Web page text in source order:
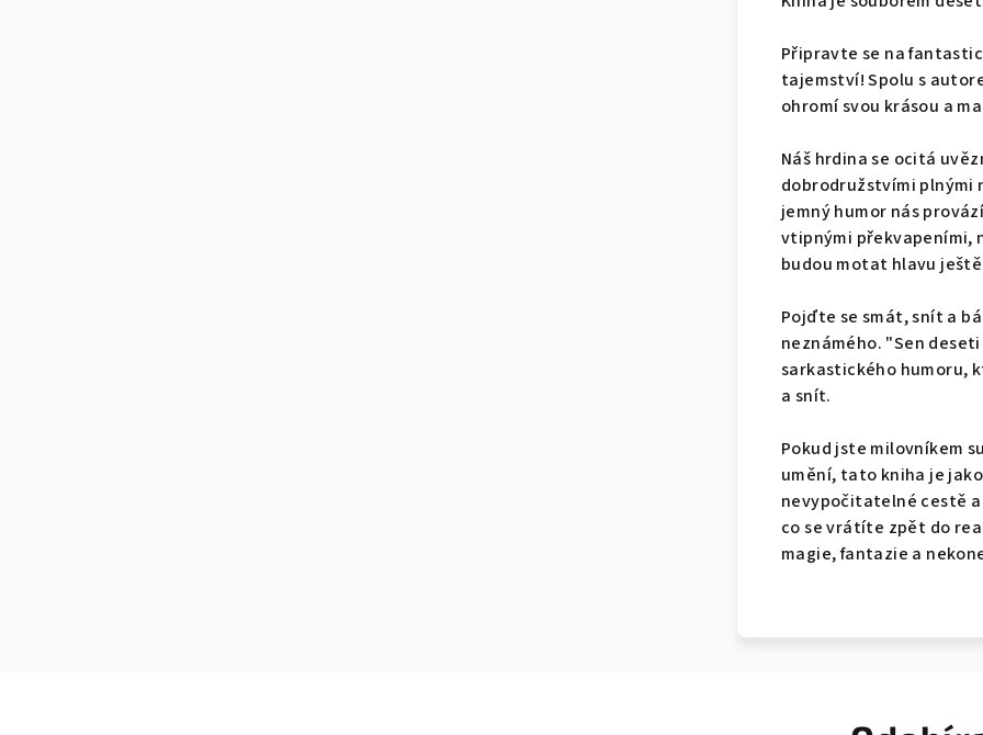
Připravte se na
tajemství! Spolu s
ohromí svou krásou a
Náš hrdina se ocitá
dobrodružstvími plnými
jemný humor nás
vtipnými překvapeními,
budou motat hlavu
Pojďte se smát, snít a
neznámého. "Sen
sarkastického humoru,
a snít.
Pokud jste milovníkem
umění, tato kniha je
nevypočitatelné cestě
co se vrátíte zpět do
magie, fantazie a